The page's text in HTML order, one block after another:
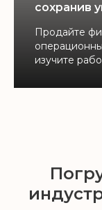
сохранив
Продайте
изучите